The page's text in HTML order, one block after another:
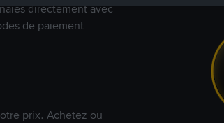
directement avec
de paiement
prix. Achetez ou